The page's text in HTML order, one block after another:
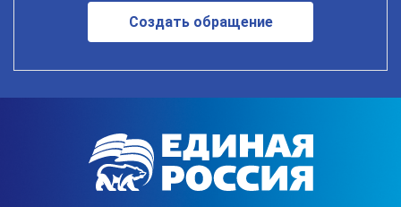
Создать обращение